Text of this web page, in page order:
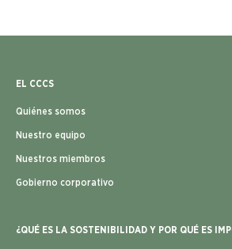
EL CCCS
Quiénes somos
Nuestro equipo
Nuestros miembros
Gobierno corporativo
¿QUÉ ES LA SOSTENIBILIDAD Y POR QUÉ ES